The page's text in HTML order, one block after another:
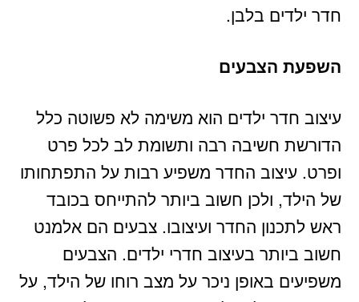
חדר ילדים בלבן.
השפעת הצבעים
עיצוב חדר ילדים הוא משימה לא פשוטה כלל
הדורשת חשיבה רבה ותשומת לב לכל פרט
ופרט. עיצוב החדר משפיע רבות על התפתחותו
של הילד, ולכן חשוב ביותר להתייחס בכובד
ראש לתכנון החדר ועיצובו. צבעים הם אלמנט
חשוב ביותר בעיצוב חדרי ילדים. הצבעים
משפיעים באופן ניכר על מצב רוחו של הילד, על